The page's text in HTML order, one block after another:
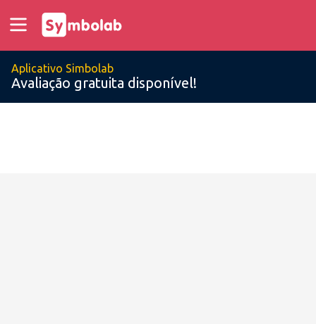
Aplicativo Simbolab
Avaliação gratuita disponível!